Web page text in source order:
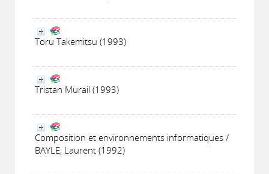
Toru Takemitsu (1993)
Tristan Murail (1993)
Composition et environnements informatiques /
BAYLE, Laurent (1992)